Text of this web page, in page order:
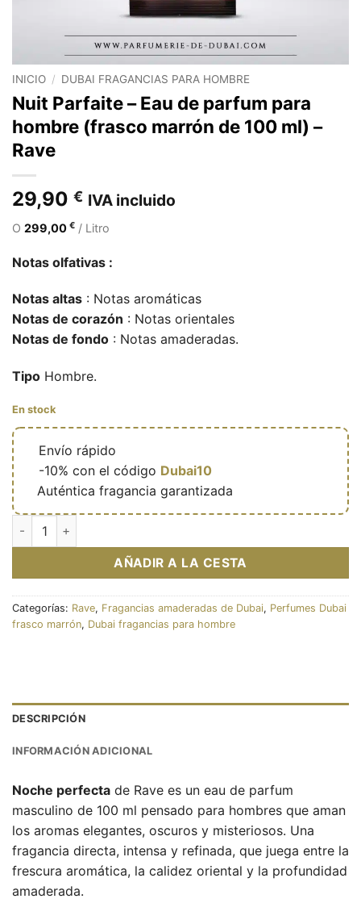
INICIO / DUBAI FRAGANCIAS PARA HOMBRE
Nuit Parfaite – Eau de parfum para
hombre (frasco marrón de 100 ml) –
Rave
29,90 € IVA incluido
O 299,00 € / Litro
Notas olfativas :
Notas altas : Notas aromáticas
Notas de corazón : Notas orientales
Notas de fondo : Notas amaderadas.
Tipo Hombre.
En stock
Envío rápido
-10% con el código Dubai10
Auténtica fragancia garantizada
Nuit Parfaite – Eau de parfum masculine (flacon marron 100
AÑADIR A LA CESTA
Categorías: Rave, Fragancias amaderadas de Dubai, Perfumes Dubai
frasco marrón, Dubai fragancias para hombre
DESCRIPCIÓN
INFORMACIÓN ADICIONAL
Noche perfecta de Rave es un eau de parfum
masculino de 100 ml pensado para hombres que aman
los aromas elegantes, oscuros y misteriosos. Una
fragancia directa, intensa y refinada, que juega entre la
frescura aromática, la calidez oriental y la profundidad
amaderada.